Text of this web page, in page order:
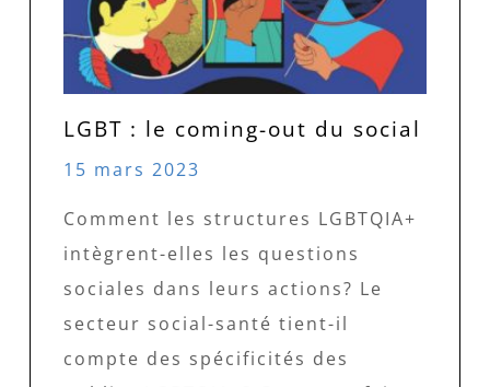
LGBT : le coming-out du social
15 mars 2023
Comment les structures LGBTQIA+
intègrent-elles les questions
sociales dans leurs actions? Le
secteur social-santé tient-il
compte des spécificités des